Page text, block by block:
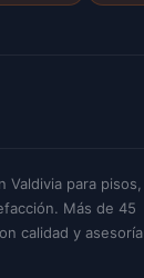
Valdivia para pisos,
Más de 45
calidad y asesoría